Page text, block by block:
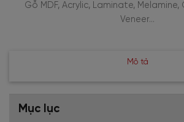
Đội thợ chuyên nghiệp lắp đặt tận
Mô tả
Mục lục